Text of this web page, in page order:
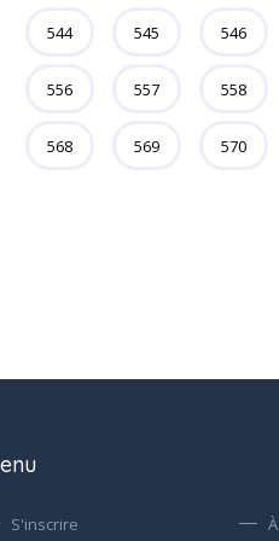
544 545 546
556 557 558
568 569 570
S'inscrire